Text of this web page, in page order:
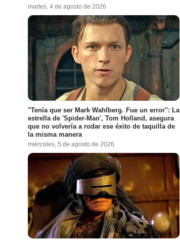
martes, 4 de agosto de 2026
"Tenía que ser Mark Wahlberg. Fue un error": La
estrella de 'Spider-Man', Tom Holland, asegura
que no volvería a rodar ese éxito de taquilla de
la misma manera
miércoles, 5 de agosto de 2026